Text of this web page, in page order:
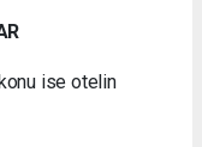
ise otelin